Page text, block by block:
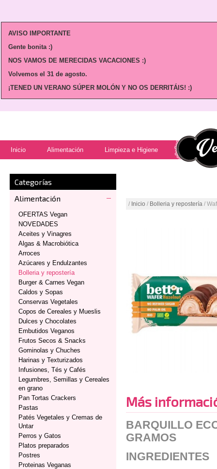
AVISO IMPORTANTE
Gente bonita :)
NOS VAMOS DE MERECIDAS VACACIONES :)
Volvemos el 31 de agosto.
¡TENED UN VERANO SÚPER MOLÓN Y NO OS DERRITÁIS! :)
Inicio Alimentación Limpieza e Higiene
Categorías
Alimentación
OFERTAS Vegan
NOVEDADES
Aceites y Vinagres
Algas & Macrobiótica
Arroces
Azúcares y Endulzantes
Bolleria y repostería
Burger & Carnes Vegan
Caldos y Sopas
Conservas Vegetales
Copos de Cereales y Mueslis
Dulces y Chocolates
Embutidos Veganos
Frutos Secos & Snacks
Gominolas y Chuches
Harinas y Texturizados
Infusiones, Tés y Cafés
Legumbres, Semillas y Cereales
en grano
Pan Tortas Crackers
Pastas
Patés Vegetales y Cremas de
Untar
Perros y Gatos
Platos preparados
Postres
Proteinas Veganas
/ Inicio / Bolleria y repostería /
Más
BARQUILLO
GRAMOS
INGREDIENTES